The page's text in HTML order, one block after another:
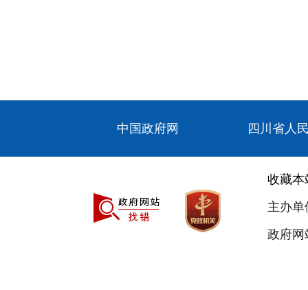
中国政府网 四川省人
收藏本
主办
政府网